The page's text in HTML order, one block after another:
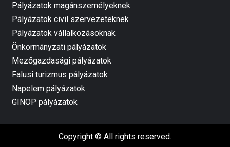
Pályázatok magánszemélyeknek
Pályázatok civil szervezeteknek
Pályázatok vállalkozásoknak
Önkormányzati pályázatok
Mezőgazdasági pályázatok
Falusi turizmus pályázatok
Napelem pályázatok
GINOP pályázatok
Copyright © All rights reserved.